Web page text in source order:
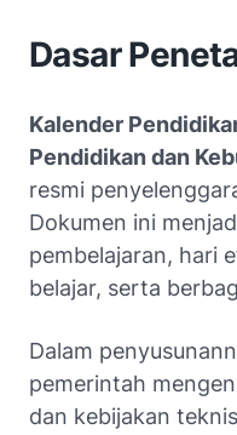
Dasar
Kalender
Pendidikan dan
resmi
Dokumen ini
pembelajaran, hari
belajar, serta
Dalam
pemerintah
dan kebijakan